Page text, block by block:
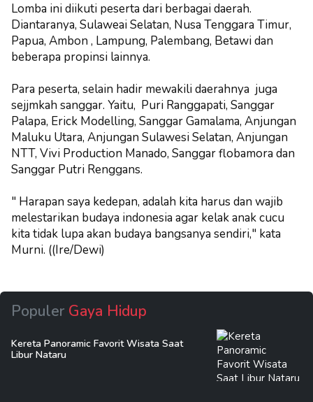
Lomba ini diikuti peserta dari berbagai daerah.
Diantaranya, Sulaweai Selatan, Nusa Tenggara Timur,
Papua, Ambon , Lampung, Palembang, Betawi dan
beberapa propinsi lainnya.
Para peserta, selain hadir mewakili daerahnya juga
sejjmkah sanggar. Yaitu, Puri Ranggapati, Sanggar
Palapa, Erick Modelling, Sanggar Gamalama, Anjungan
Maluku Utara, Anjungan Sulawesi Selatan, Anjungan
NTT, Vivi Production Manado, Sanggar flobamora dan
Sanggar Putri Renggans.
" Harapan saya kedepan, adalah kita harus dan wajib
melestarikan budaya indonesia agar kelak anak cucu
kita tidak lupa akan budaya bangsanya sendiri," kata
Murni. ((Ire/Dewi)
Populer Gaya Hidup
Kereta Panoramic Favorit Wisata Saat
Libur Nataru